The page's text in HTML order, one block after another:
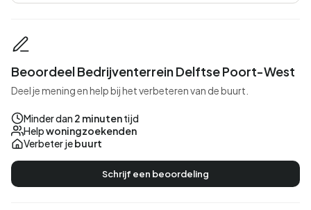
Beoordeel Bedrijventerrein Delftse Poort-West
Deel je mening en help bij het verbeteren van de buurt.
Minder dan 2 minutentijd
Helpwoningzoekenden
Verbeter jebuurt
Schrijf een beoordeling